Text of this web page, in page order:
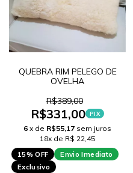
QUEBRA RIM PELEGO DE
OVELHA
R$389,00
R$331,00 PIX
6 x de R$55,17 sem juros
18x de R$ 22,45
15% OFF
Envio Imediato
Exclusivo